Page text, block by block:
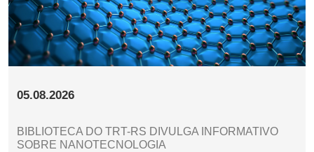
05.08.2026
BIBLIOTECA DO TRT-RS DIVULGA INFORMATIVO
SOBRE NANOTECNOLOGIA